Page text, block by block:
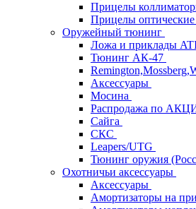
Прицелы
Прицелы оптические
Оружейный тюнинг
Ложа и приклады
Тюнинг АК-47
Аксессуары
Мосина
Распродажа по
Сайга
СКС
Leapers/UTG
Тюнинг оружия
Охотничьи аксессуары
Аксессуары
Амортизаторы на